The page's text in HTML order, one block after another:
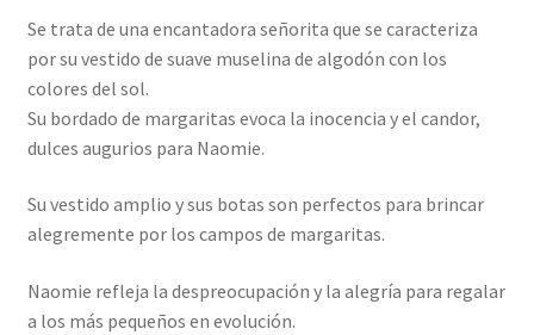
Se trata de una encantadora señorita que se caracteriza
por su vestido de suave muselina de algodón con los
colores del sol.
Su bordado de margaritas evoca la inocencia y el candor,
dulces augurios para Naomie.
Su vestido amplio y sus botas son perfectos para brincar
alegremente por los campos de margaritas.
Naomie refleja la despreocupación y la alegría para regalar
a los más pequeños en evolución.